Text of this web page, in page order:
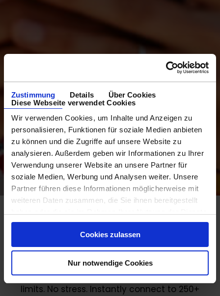
Zustimmung Details
Über Cookies
Diese Webseite verwendet Cookies
Wir verwenden Cookies, um Inhalte und Anzeigen zu
personalisieren, Funktionen für soziale Medien anbieten
zu können und die Zugriffe auf unsere Website zu
analysieren. Außerdem geben wir Informationen zu Ihrer
Verwendung unserer Website an unsere Partner für
soziale Medien, Werbung und Analysen weiter. Unsere
Partner führen diese Informationen möglicherweise mit
weiteren Daten zusammen, die Sie ihnen bereitgestellt
gesammelt haben.
Cookies zulassen
Nur notwendige Cookies